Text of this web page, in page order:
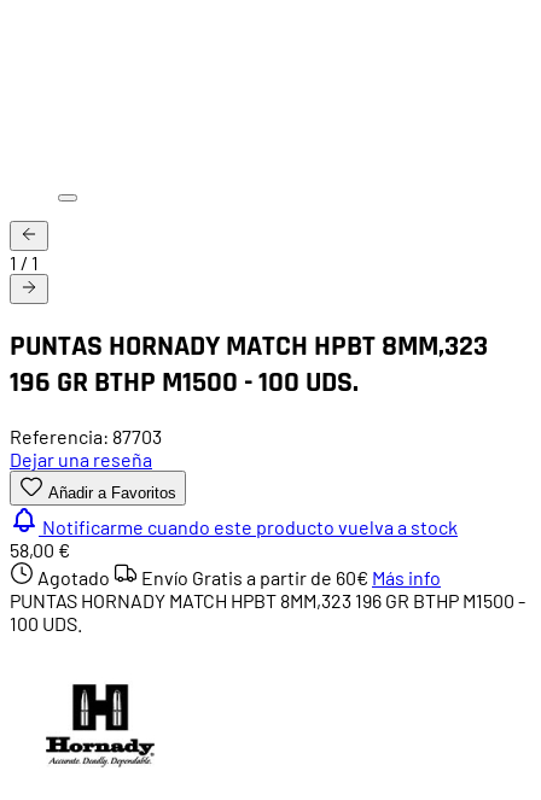
1 / 1
PUNTAS HORNADY MATCH HPBT 8MM,323
196 GR BTHP M1500 - 100 UDS.
Referencia: 87703
Dejar una reseña
Añadir a Favoritos
Notificarme cuando este producto vuelva a stock
58,00 €
Agotado
Envío Gratis a partir de 60€ Más info
PUNTAS HORNADY MATCH HPBT 8MM,323 196 GR BTHP M1500 -
100 UDS.